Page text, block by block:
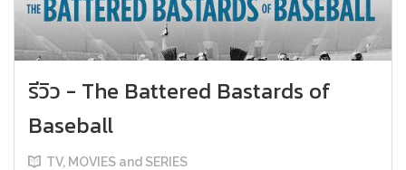
รีวิว - The Battered Bastards of
Baseball
TV, MOVIES and SERIES